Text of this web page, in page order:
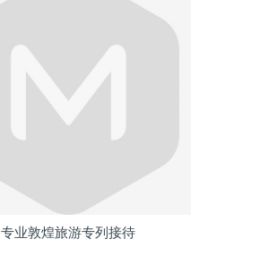
专业敦煌旅游专列接待